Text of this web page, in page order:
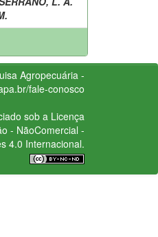
Agropecuária -
fale-conosco
sob a Licença
- NãoComercial -
4.0 Internacional.